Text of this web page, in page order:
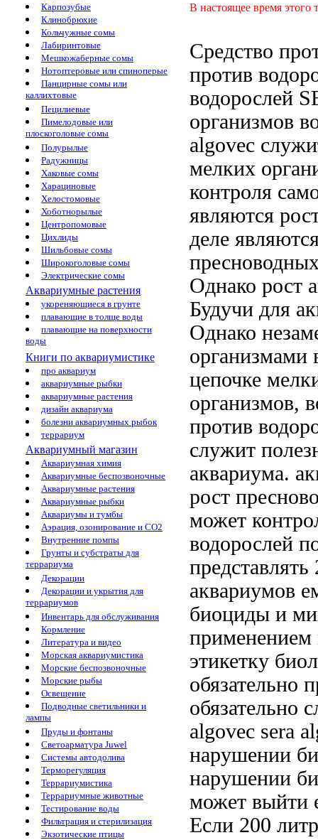
Карпозубые
Клинобрюхие
Кольчужные сомы
Лабиринтовые
Мешкожаберные сомы
Нотоптеровые или спиноперые
Панцирные сомы или
каллихтовые
Пецилиевые
Пимелодовые или
плоскоголовые сомы
Полурылые
Радужницы
Хаковые сомы
Харациновые
Хелостомовые
Хоботнорылые
Центропомовые
Цихлиды
Шильбовые сомы
Широкоголовые сомы
Электрические сомы
Аквариумные растения
укореняющиеся в грунте
плавающие в толще воды
плавающие на поверхности
воды
Книги по аквариумистике
про аквариум
аквариумные рыбки
аквариумные растения
дизайн аквариума
болезни аквариумных рыбок
террариум
Аквариумный магазин
Аквариумная химия
Аквариумные беспозвоночные
Аквариумные растения
Аквариумные рыбки
Аквариумы и тумбы
Аэрация, озонирование и CO2
Внутренние помпы
Грунты и субстраты для
террариума
Декорации
Декорации и укрытия для
террариумов
Инвентарь для обслуживания
Кормление
Литература и видео
Морская аквариумистика
Морские беспозвоночные
Морские рыбы
Освещение
Подводные светильники и
лампы
Пруды и фонтаны
Светоарматура Juwel
Системы автодолива
Терморегуляция
Террариумистика
Террариумные животные
Тестирование воды
Фильтрация и стерилизация
Экзотические птицы
В настоящее время этого
Средство
против
водорослей
организмов
algovec
мелких
контроля
являются
деле
Однако рост
Будучи для
Однако
организмами
цепочке
организмов,
против
служит
аквариума.
рост
может
водорослей
представлять
аквариумов
биоциды и
применением
этикетку
обязательно
обязательно
algovec sera
нарушении
нарушении
может выйти
Если 200